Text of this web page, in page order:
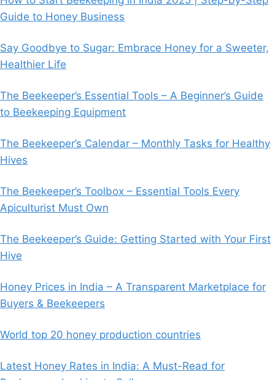
Guide to Honey Business
Say Goodbye to Sugar: Embrace Honey for a Sweeter,
Healthier Life
The Beekeeper’s Essential Tools – A Beginner’s Guide
to Beekeeping Equipment
The Beekeeper’s Calendar – Monthly Tasks for Healthy
Hives
The Beekeeper’s Toolbox – Essential Tools Every
Apiculturist Must Own
The Beekeeper’s Guide: Getting Started with Your First
Hive
Honey Prices in India – A Transparent Marketplace for
Buyers & Beekeepers
World top 20 honey production countries
Latest Honey Rates in India: A Must-Read for